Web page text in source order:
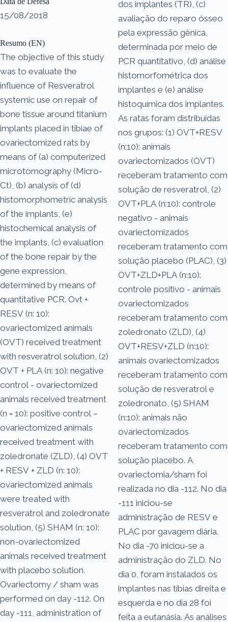
15/08/2018
Resumo (EN)
The objective of this study
was to evaluate the
influence of Resveratrol
systemic use on repair of
bone tissue around titanium
implants placed in tibiae of
ovariectomized rats by
means of (a) computerized
microtomography (Micro-
Ct), (b) analysis of (d)
histomorphometric analysis
of the implants, (e)
histochemical analysis of
the implants, (c) evaluation
of the bone repair by the
gene expression,
determined by means of
quantitative PCR. Ovt +
RESV (n: 10):
ovariectomized animals
(OVT) received treatment
with resveratrol solution, (2)
OVT + PLA (n: 10): negative
control - ovariectomized
animals received treatment
(n = 10): positive control –
ovariectomized animals
received treatment with
zoledronate (ZLD), (4) OVT
+ RESV + ZLD (n: 10):
ovariectomized animals
were treated with
resveratrol and zoledronate
solution, (5) SHAM (n: 10):
non-ovariectomized
animals received treatment
with placebo solution.
Ovariectomy / sham was
performed on day -112. On
day -111, administration of
dos implantes (TR), (c)
avaliação do reparo ósseo
pela expressão gênica,
determinada por meio de
PCR quantitativo, (d) análise
histomorfométrica dos
implantes e (e) análise
histoquímica dos implantes.
As ratas foram distribuídas
nos grupos: (1) OVT+RESV
(n:10): animais
ovariectomizados (OVT)
receberam tratamento com
solução de resveratrol, (2)
OVT+PLA (n:10): controle
negativo - animais
ovariectomizados
receberam tratamento com
solução placebo (PLAC), (3)
OVT+ZLD+PLA (n:10):
controle positivo - animais
ovariectomizados
receberam tratamento com
zoledronato (ZLD), (4)
OVT+RESV+ZLD (n:10):
animais ovariectomizados
receberam tratamento com
solução de resveratrol e
zoledronato, (5) SHAM
(n:10): animais não
ovariectomizados
receberam tratamento com
solução placebo. A
ovariectomia/sham foi
realizada no dia -112. No dia
-111 iniciou-se
administração de RESV e
PLAC por gavagem diária.
No dia -70 iniciou-se a
administração do ZLD. No
dia 0, foram instalados os
implantes nas tíbias direita e
esquerda e no dia 28 foi
feita a eutanásia. As análises